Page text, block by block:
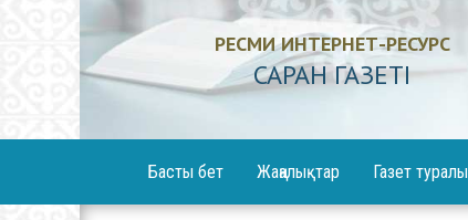
РЕСМИ ИНТЕРНЕТ-РЕСУРС
САРАН ГАЗЕТI
Басты бет Жаңалықтар Газет туралы